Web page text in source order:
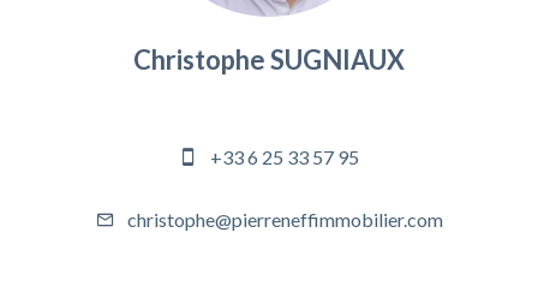
Christophe SUGNIAUX
+33 6 25 33 57 95
christophe@pierreneffimmobilier.com